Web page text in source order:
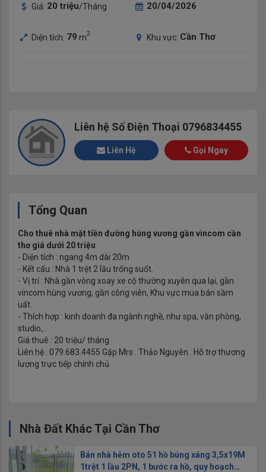
Giá: 20 triệu/Tháng 20/04/2026
Diện tích: 79 m2 Khu vực: Cần Thơ
Liên hệ Số Điện Thoại 0796834455
Liên Hệ Gọi Ngay
Tổng Quan
Cho thuê nhà mặt tiền đường hùng vương gần vincom cần
thơ giá dưới 20 triệu
- Diện tích : ngang 4m dài 20m
- Kết cấu : Nhà 1 trệt 2 lầu trống suốt.
- Vị trí : Nhà gần vòng xoay xe cộ thường xuyên qua lại, gần
vincom hùng vương, gần công viên, Khu vực mua bán sầm
uất.
- Thích hợp : kinh doanh đa ngành nghề, như spa, văn phòng,
studio,..
Giá thuê : 20 triệu/ tháng
Liên hệ : 079.683.4455 Gặp Mrs . Thảo Nguyên . Hỗ trợ thương
lượng trực tiếp chính chủ
Nhà Đất Khác Tại Cần Thơ
Bán nhà hẻm oto 51 hồ búng xáng 3,5x19M
1trệt 1 lầu 2PN, 1 bước ra hồ, quy hoạch